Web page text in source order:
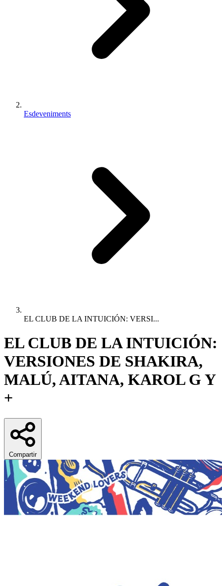
Esdeveniments
EL CLUB DE LA INTUICIÓN: VERSI...
EL CLUB DE LA INTUICIÓN:
VERSIONES DE SHAKIRA,
MALÚ, AITANA, KAROL G Y
+
Compartir